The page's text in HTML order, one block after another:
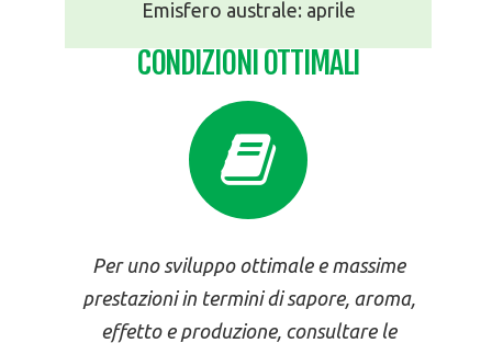
Emisfero australe: aprile
CONDIZIONI OTTIMALI
Per uno sviluppo ottimale e massime
prestazioni in termini di sapore, aroma,
effetto e produzione, consultare le